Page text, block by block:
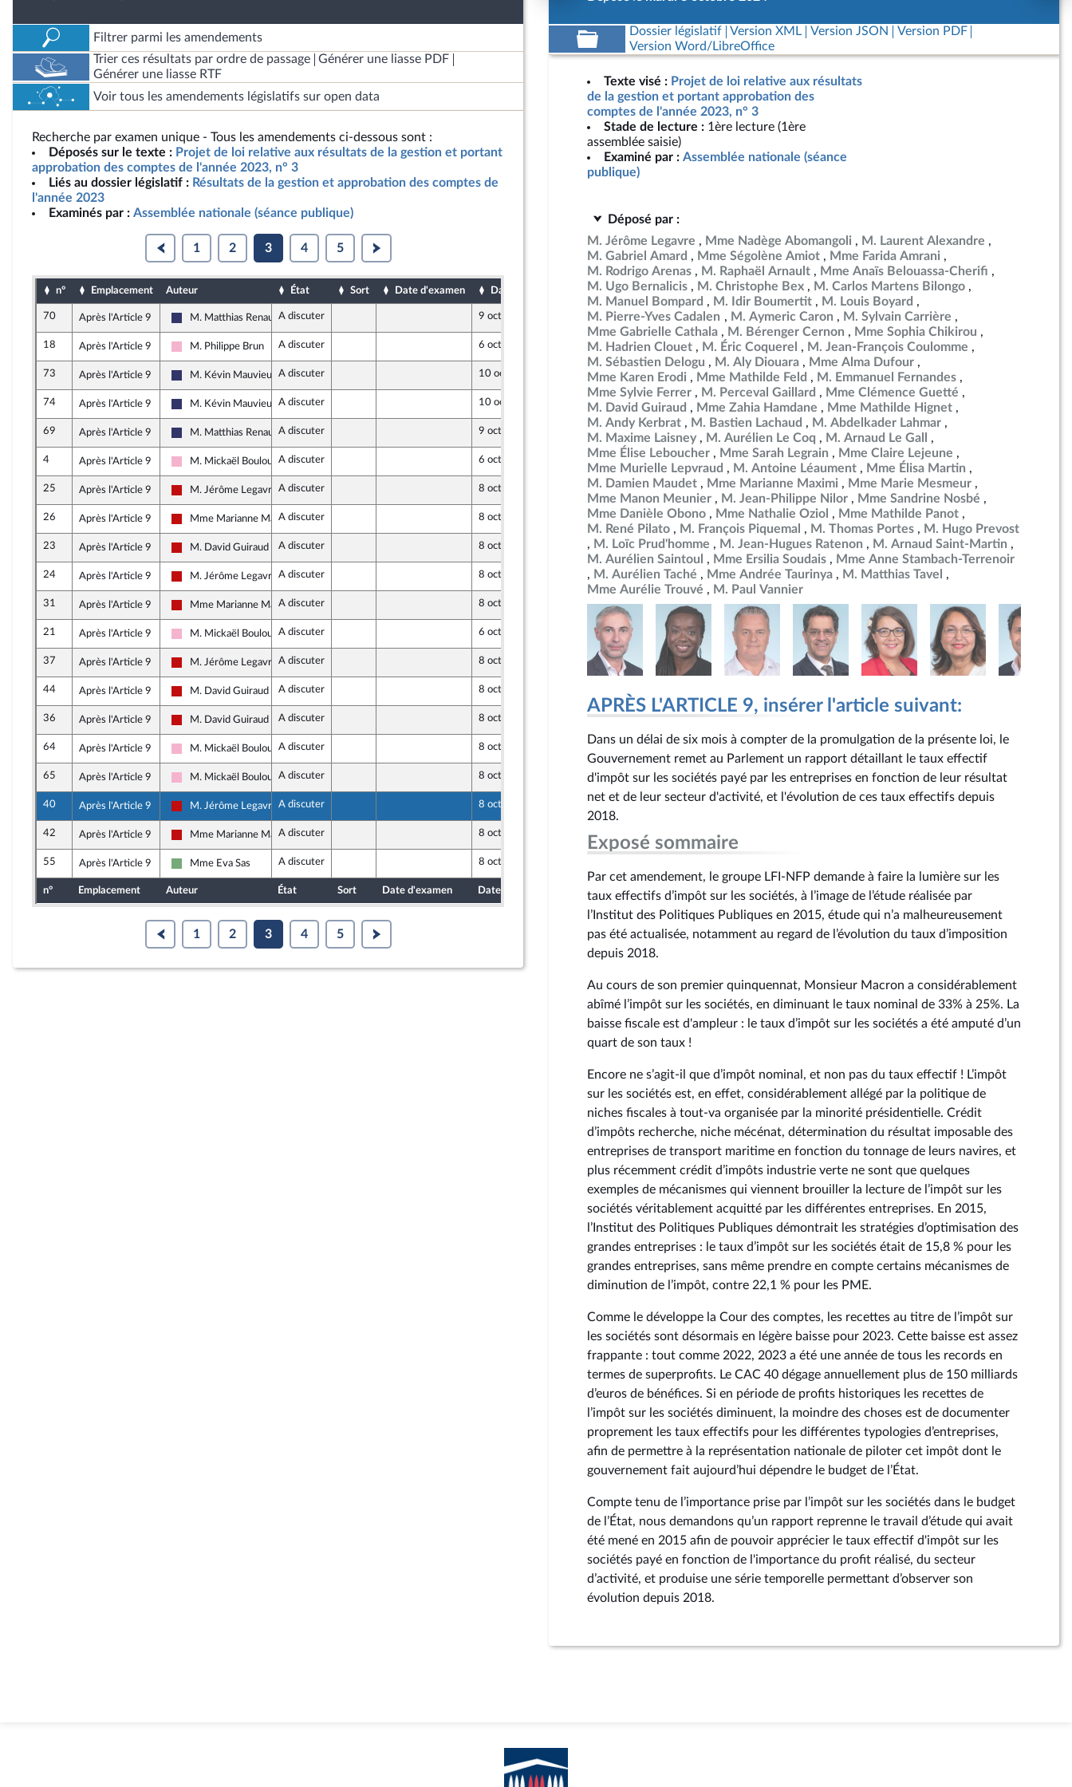
Filtrer parmi les amendements
Trier ces résultats par ordre de passage
Générer une liasse PDF
Générer une liasse RTF
Voir tous les amendements législatifs sur open data
Recherche par examen unique - Tous les amendements ci-dessous sont :
Déposés sur le texte : Projet de loi relative aux résultats de la gestion et portant
approbation des comptes de l'année 2023, n° 3
Liés au dossier législatif : Résultats de la gestion et approbation des comptes de
l'année 2023
Examinés par : Assemblée nationale (séance publique)
1 2 3 4 5
n° Emplacement Auteur État Sort Date d'examen Date de dépôt
70 Après l'Article 9
Rassemblement National
M. Matthias RenaultA discuter 9 octobre 2024
18 Après l'Article 9
Socialistes et apparentés
M. Philippe Brun A discuter 6 octobre 2024
73 Après l'Article 9
Rassemblement National
M. Kévin Mauvieux A discuter 10 octobre 2024
74 Après l'Article 9
Rassemblement National
M. Kévin Mauvieux A discuter 10 octobre 2024
69 Après l'Article 9
Rassemblement National
M. Matthias RenaultA discuter 9 octobre 2024
4 Après l'Article 9
Socialistes et apparentés
M. Mickaël Bouloux A discuter 6 octobre 2024
25 Après l'Article 9
La France insoumise - Nouveau Front Populaire
M. Jérôme Legavre A discuter 8 octobre 2024
26 Après l'Article 9
La France insoumise - Nouveau Front Populaire
Mme Marianne MaximiA discuter 8 octobre 2024
23 Après l'Article 9
La France insoumise - Nouveau Front Populaire
M. David Guiraud A discuter 8 octobre 2024
24 Après l'Article 9
La France insoumise - Nouveau Front Populaire
M. Jérôme Legavre A discuter 8 octobre 2024
31 Après l'Article 9
La France insoumise - Nouveau Front Populaire
Mme Marianne MaximiA discuter 8 octobre 2024
21 Après l'Article 9
Socialistes et apparentés
M. Mickaël Bouloux A discuter 6 octobre 2024
37 Après l'Article 9
La France insoumise - Nouveau Front Populaire
M. Jérôme Legavre A discuter 8 octobre 2024
44 Après l'Article 9
La France insoumise - Nouveau Front Populaire
M. David Guiraud A discuter 8 octobre 2024
36 Après l'Article 9
La France insoumise - Nouveau Front Populaire
M. David Guiraud A discuter 8 octobre 2024
64 Après l'Article 9
Socialistes et apparentés
M. Mickaël Bouloux A discuter 8 octobre 2024
65 Après l'Article 9
Socialistes et apparentés
M. Mickaël Bouloux A discuter 8 octobre 2024
40 Après l'Article 9
La France insoumise - Nouveau Front Populaire
M. Jérôme Legavre A discuter 8 octobre 2024
42 Après l'Article 9
La France insoumise - Nouveau Front Populaire
Mme Marianne MaximiA discuter 8 octobre 2024
55 Après l'Article 9
Écologiste et Social
Mme Eva Sas A discuter 8 octobre 2024
n° Emplacement Auteur État Sort Date d'examen Date de dépôt
1 2 3 4 5
Dossier législatif Version XML Version JSON
Version PDF
Version Word/LibreOffice
Texte visé : Projet de loi relative aux résultats
de la gestion et portant approbation des
comptes de l'année 2023, n° 3
Stade de lecture : 1ère lecture (1ère
assemblée saisie)
Examiné par : Assemblée nationale (séance
publique)
Déposé par :
M. Jérôme Legavre
Mme Nadège Abomangoli
M. Laurent Alexandre
M. Gabriel Amard
Mme Ségolène Amiot
Mme Farida Amrani
M. Rodrigo Arenas
M. Raphaël Arnault
Mme Anaïs Belouassa-Cherifi
M. Ugo Bernalicis
M. Christophe Bex
M. Carlos Martens Bilongo
M. Manuel Bompard
M. Idir Boumertit
M. Louis Boyard
M. Pierre-Yves Cadalen
M. Aymeric Caron
M. Sylvain Carrière
Mme Gabrielle Cathala
M. Bérenger Cernon
Mme Sophia Chikirou
M. Hadrien Clouet
M. Éric Coquerel
M. Jean-François Coulomme
M. Sébastien Delogu
M. Aly Diouara
Mme Alma Dufour
Mme Karen Erodi
Mme Mathilde Feld
M. Emmanuel Fernandes
Mme Sylvie Ferrer
M. Perceval Gaillard
Mme Clémence Guetté
M. David Guiraud
Mme Zahia Hamdane
Mme Mathilde Hignet
M. Andy Kerbrat
M. Bastien Lachaud
M. Abdelkader Lahmar
M. Maxime Laisney
M. Aurélien Le Coq
M. Arnaud Le Gall
Mme Élise Leboucher
Mme Sarah Legrain
Mme Claire Lejeune
Mme Murielle Lepvraud
M. Antoine Léaument
Mme Élisa Martin
M. Damien Maudet
Mme Marianne Maximi
Mme Marie Mesmeur
Mme Manon Meunier
M. Jean-Philippe Nilor
Mme Sandrine Nosbé
Mme Danièle Obono
Mme Nathalie Oziol
Mme Mathilde Panot
M. René Pilato
M. François Piquemal M. Thomas Portes
M. Hugo Prevost
M. Loïc Prud'homme
M. Jean-Hugues Ratenon
M. Arnaud Saint-Martin
M. Aurélien Saintoul
Mme Ersilia Soudais
Mme Anne Stambach-Terrenoir
M. Aurélien Taché
Mme Andrée Taurinya
M. Matthias Tavel
Mme Aurélie Trouvé
M. Paul Vannier
APRÈS L'ARTICLE 9, insérer l'article suivant:
Dans un délai de six mois à compter de la promulgation de la présente loi, le
Gouvernement remet au Parlement un rapport détaillant le taux effectif
d'impôt sur les sociétés payé par les entreprises en fonction de leur résultat
net et de leur secteur d'activité, et l'évolution de ces taux effectifs depuis
2018.
Exposé sommaire
Par cet amendement, le groupe LFI-NFP demande à faire la lumière sur les
taux effectifs d’impôt sur les sociétés, à l’image de l’étude réalisée par
l’Institut des Politiques Publiques en 2015, étude qui n’a malheureusement
pas été actualisée, notamment au regard de l’évolution du taux d’imposition
depuis 2018.
Au cours de son premier quinquennat, Monsieur Macron a considérablement
abîmé l’impôt sur les sociétés, en diminuant le taux nominal de 33% à 25%. La
baisse fiscale est d'ampleur : le taux d’impôt sur les sociétés a été amputé d’un
quart de son taux !
Encore ne s’agit-il que d’impôt nominal, et non pas du taux effectif ! L’impôt
sur les sociétés est, en effet, considérablement allégé par la politique de
niches fiscales à tout-va organisée par la minorité présidentielle. Crédit
d’impôts recherche, niche mécénat, détermination du résultat imposable des
entreprises de transport maritime en fonction du tonnage de leurs navires, et
plus récemment crédit d’impôts industrie verte ne sont que quelques
exemples de mécanismes qui viennent brouiller la lecture de l’impôt sur les
sociétés véritablement acquitté par les différentes entreprises. En 2015,
l’Institut des Politiques Publiques démontrait les stratégies d’optimisation des
grandes entreprises : le taux d’impôt sur les sociétés était de 15,8 % pour les
grandes entreprises, sans même prendre en compte certains mécanismes de
diminution de l’impôt, contre 22,1 % pour les PME.
Comme le développe la Cour des comptes, les recettes au titre de l’impôt sur
les sociétés sont désormais en légère baisse pour 2023. Cette baisse est assez
frappante : tout comme 2022, 2023 a été une année de tous les records en
termes de superprofits. Le CAC 40 dégage annuellement plus de 150 milliards
d’euros de bénéfices. Si en période de profits historiques les recettes de
l’impôt sur les sociétés diminuent, la moindre des choses est de documenter
proprement les taux effectifs pour les différentes typologies d’entreprises,
afin de permettre à la représentation nationale de piloter cet impôt dont le
gouvernement fait aujourd’hui dépendre le budget de l’État.
Compte tenu de l’importance prise par l’impôt sur les sociétés dans le budget
de l’État, nous demandons qu’un rapport reprenne le travail d’étude qui avait
été mené en 2015 afin de pouvoir apprécier le taux effectif d'impôt sur les
sociétés payé en fonction de l'importance du profit réalisé, du secteur
d’activité, et produise une série temporelle permettant d’observer son
évolution depuis 2018.